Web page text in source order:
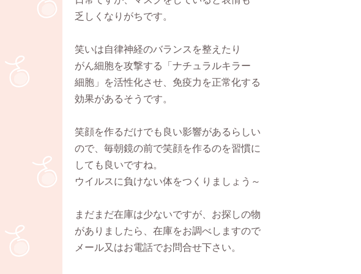
乏しくなりがちです。
笑いは自律神経のバランスを整えたり
がん細胞を攻撃する「ナチュラルキラー
細胞」を活性化させ、免疫力を正常化する
効果があるそうです。
笑顔を作るだけでも良い影響があるらしい
ので、毎朝鏡の前で笑顔を作るのを習慣に
しても良いですね。
ウイルスに負けない体をつくりましょう～
まだまだ在庫は少ないですが、お探しの物
がありましたら、在庫をお調べしますので
メール又はお電話でお問合せ下さい。